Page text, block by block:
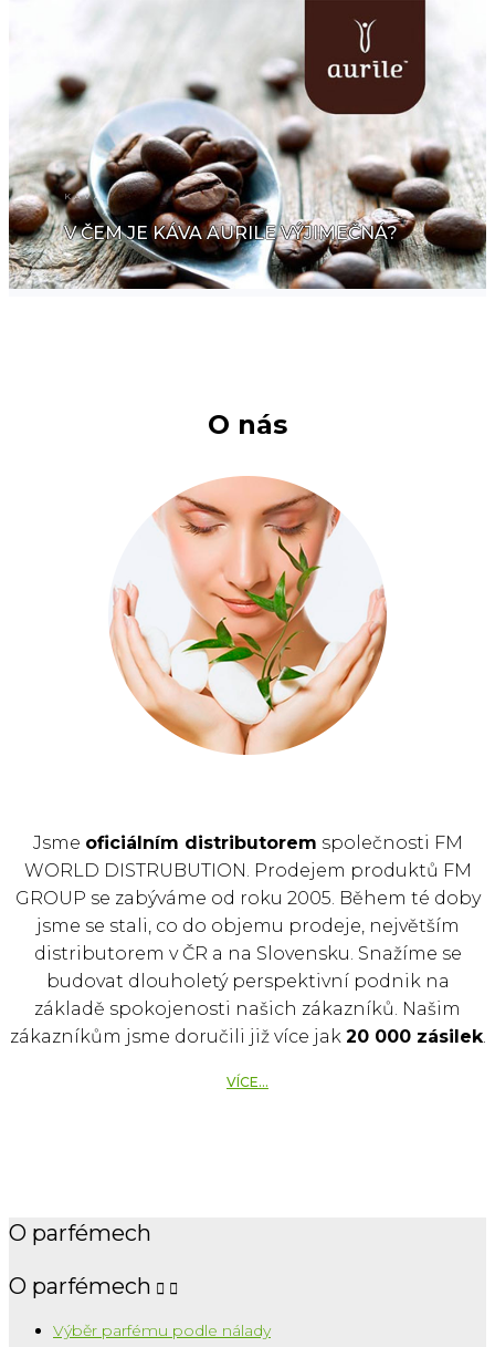
KÁVA
V ČEM JE KÁVA AURILE VÝJIMEČNÁ?
O nás
Jsme oficiálním distributorem společnosti FM
WORLD DISTRUBUTION. Prodejem produktů FM
GROUP se zabýváme od roku 2005. Během té doby
jsme se stali, co do objemu prodeje, největším
distributorem v ČR a na Slovensku. Snažíme se
budovat dlouholetý perspektivní podnik na
základě spokojenosti našich zákazníků. Našim
zákazníkům jsme doručili již více jak 20 000 zásilek.
VÍCE...
O parfémech
O parfémech  
Výběr parfému podle nálady